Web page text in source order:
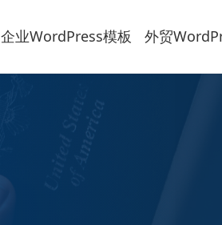
企业WordPress模板 外贸